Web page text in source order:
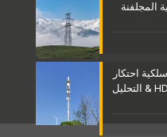
المجلفنة
احتكار
| 25م المواصفات الفنية للصلب HDG & التحليل